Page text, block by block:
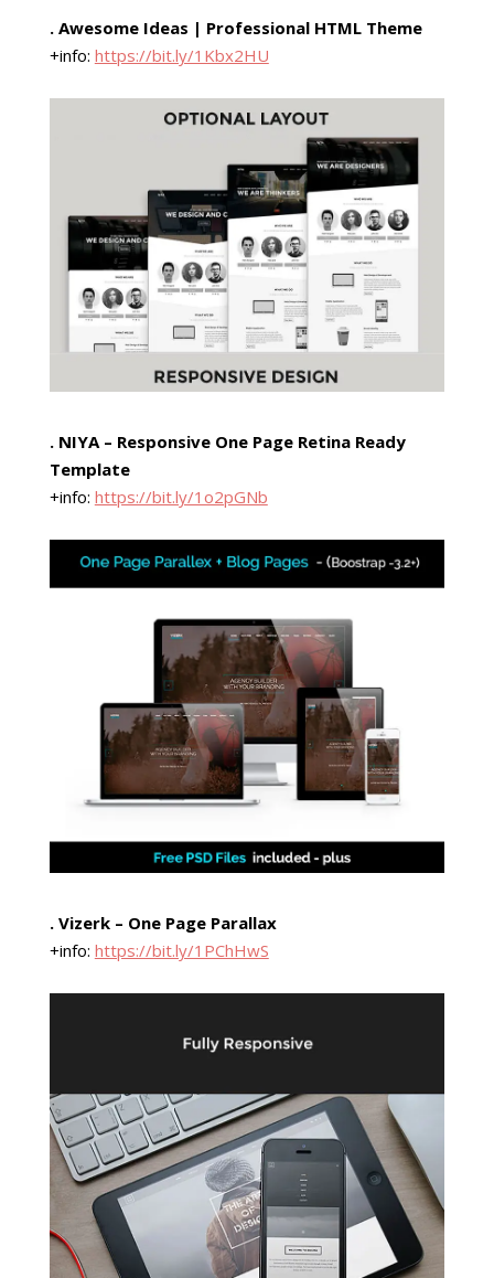
. Awesome Ideas | Professional HTML Theme
+info: https://bit.ly/1Kbx2HU
. NIYA – Responsive One Page Retina Ready
Template
+info: https://bit.ly/1o2pGNb
. Vizerk – One Page Parallax
+info: https://bit.ly/1PChHwS